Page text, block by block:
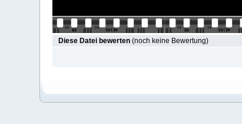
Diese Datei bewerten(noch keine Bewertung)